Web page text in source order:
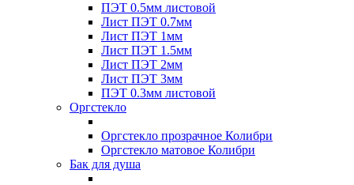
ПЭТ 0.5мм листовой
Лист ПЭТ 0.7мм
Лист ПЭТ 1мм
Лист ПЭТ 1.5мм
Лист ПЭТ 2мм
Лист ПЭТ 3мм
ПЭТ 0.3мм листовой
Оргстекло
Оргстекло прозрачное Колибри
Оргстекло матовое Колибри
Бак для душа